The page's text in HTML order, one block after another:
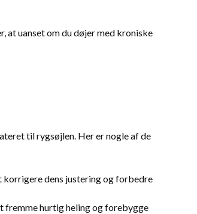
at uanset om du døjer med kroniske
til rygsøjlen. Her er nogle af de
dens justering og forbedre
hurtig heling og forebygge